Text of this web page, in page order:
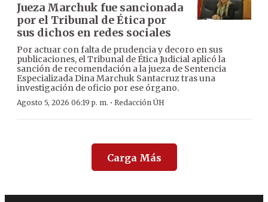
Jueza Marchuk fue sancionada
por el Tribunal de Ética por
sus dichos en redes sociales
Por actuar con falta de prudencia y decoro en sus
publicaciones, el Tribunal de Ética Judicial aplicó la
sanción de recomendación a la jueza de Sentencia
Especializada Dina Marchuk Santacruz tras una
investigación de oficio por ese órgano.
Agosto 5, 2026 06:19 p. m. · Redacción ÚH
Carga Más